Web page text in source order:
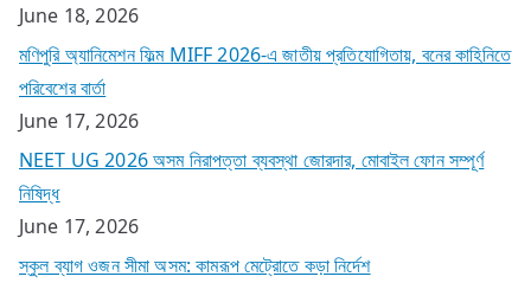
June 18, 2026
মণিপুরি অ্যানিমেশন ফিল্ম MIFF 2026-এ জাতীয় প্রতিযোগিতায়, বনের কাহিনিতে
পরিবেশের বার্তা
June 17, 2026
NEET UG 2026 অসম নিরাপত্তা ব্যবস্থা জোরদার, মোবাইল ফোন সম্পূর্ণ
নিষিদ্ধ
June 17, 2026
স্কুল ব্যাগ ওজন সীমা অসম: কামরূপ মেট্রোতে কড়া নির্দেশ